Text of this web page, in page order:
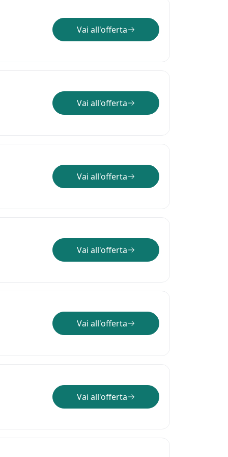
Vai all'offerta
Vai all'offerta
Vai all'offerta
Vai all'offerta
Vai all'offerta
Vai all'offerta